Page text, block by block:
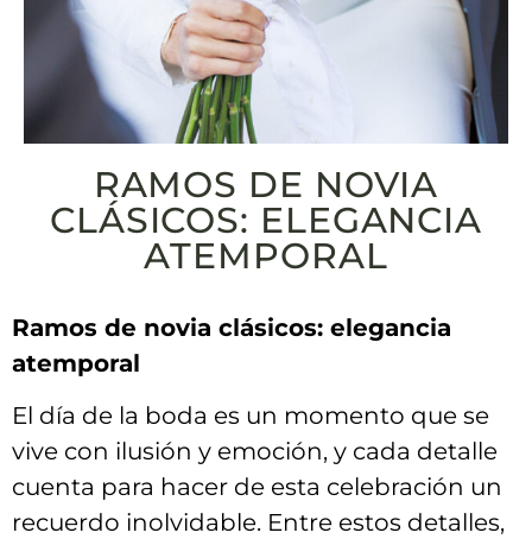
RAMOS DE NOVIA
CLÁSICOS: ELEGANCIA
ATEMPORAL
Ramos de⁤ novia clásicos: elegancia ​
atemporal
El día de la boda ​es un⁢ momento que se
vive⁣ con ilusión y emoción, y cada detalle
cuenta para hacer de esta celebración⁢ un
recuerdo ⁣inolvidable. Entre estos ⁤detalles,